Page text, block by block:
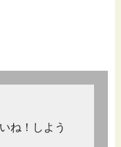
ね！しよう